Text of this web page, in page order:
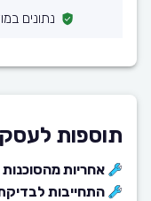
נתונים
תוספות
אחריות מהסוכנות ל3
התחייבות